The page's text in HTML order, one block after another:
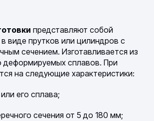
представляют собой
виде прутков или цилиндров с
сечением. Изготавливается из
деформируемых сплавов. При
на следующие характеристики:
его сплава;
сечения от 5 до 180 мм;